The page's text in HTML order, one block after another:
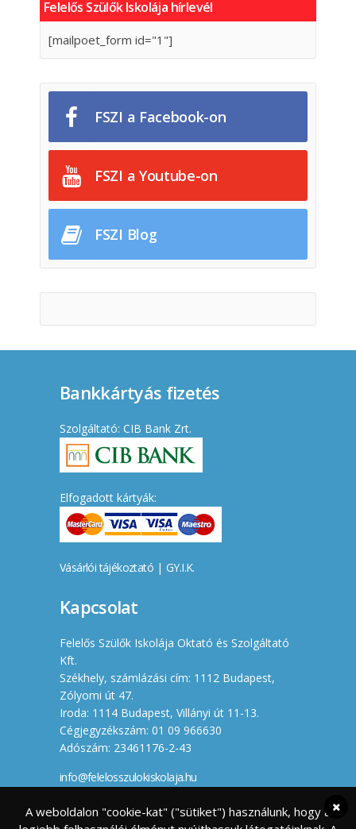
Felelős Szülők Iskolája hírlevél
[mailpoet_form id="1"]
FSZI a Facebook-on
FSZI a Youtube-on
FSZI Blog
Bankkártyás fizetés
Szolgáltató: CIB Bank Zrt.
Elfogadott kártyák:
Vásárlói tájékoztató | GY.I.K.
Kapcsolat
Felelős Szülők Iskolája Oktató és Szolgáltató
Kft.
Székhely, számlázási cím: 1112 Budapest,
Zólyomi út 47.
Iroda: 1114 Budapest, Villányi út 11-13.
Cégjegyzékszám: 01 09 966630
Adószám: 23461176-2-43
info@felelosszulokiskolaja.hu
A weboldalon "cookie-kat" ("sütiket") használunk, hogy a